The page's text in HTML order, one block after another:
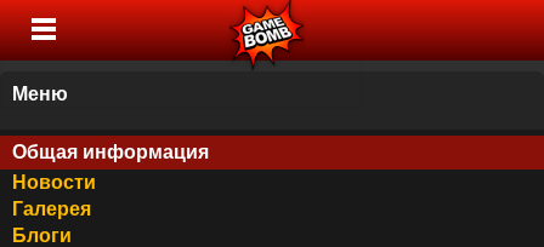
Меню
Общая информация
Новости
Галерея
Блоги